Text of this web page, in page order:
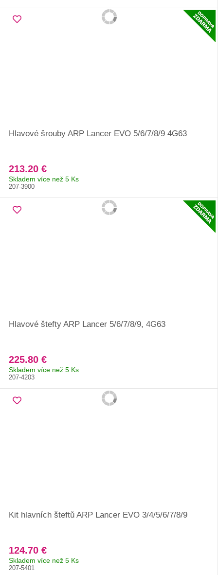
Hlavové šrouby ARP Lancer EVO 5/6/7/8/9 4G63
213.20 €
Skladem více než 5 Ks
207-3900
Hlavové štefty ARP Lancer 5/6/7/8/9, 4G63
225.80 €
Skladem více než 5 Ks
207-4203
Kit hlavních šteftů ARP Lancer EVO 3/4/5/6/7/8/9
124.70 €
Skladem více než 5 Ks
207-5401